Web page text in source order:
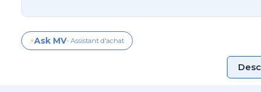
⚡Ask MV- Assistant d'achat